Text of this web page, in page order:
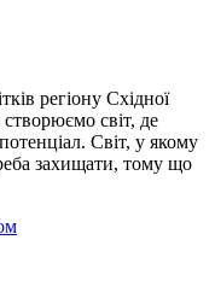
регіону Східної
світ, де
Світ, у якому
захищати, тому що